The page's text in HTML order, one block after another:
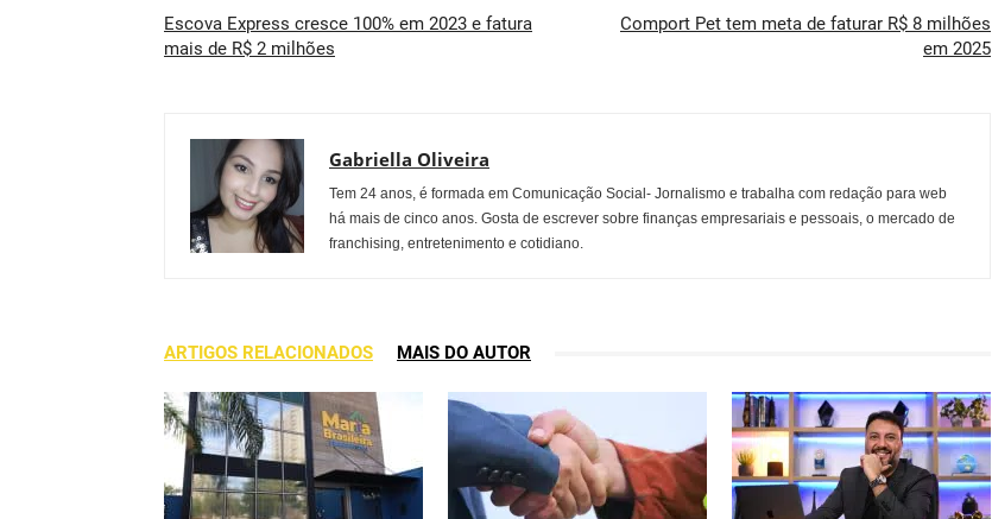
Escova Express cresce 100% em 2023 e fatura
mais de R$ 2 milhões
Comport Pet tem meta de faturar R$ 8 milhões
em 2025
Gabriella Oliveira
Tem 24 anos, é formada em Comunicação Social- Jornalismo e trabalha com redação para web
há mais de cinco anos. Gosta de escrever sobre finanças empresariais e pessoais, o mercado de
franchising, entretenimento e cotidiano.
ARTIGOS RELACIONADOS MAIS DO AUTOR